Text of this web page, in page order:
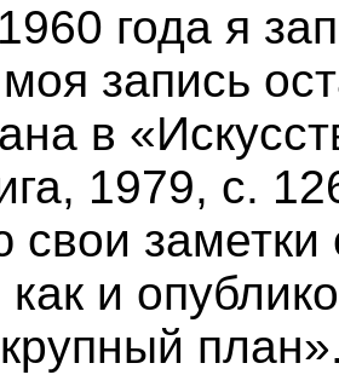
года я
запись
в
1979, с.
свои
и